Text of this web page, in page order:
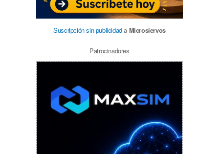
Suscripción sin publicidada Microsiervos
Patrocinadores